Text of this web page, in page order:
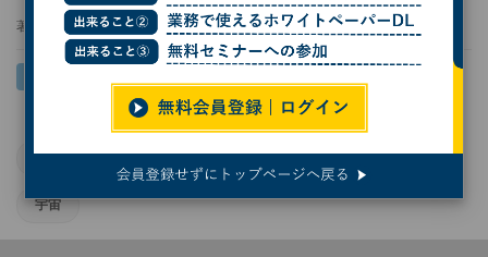
著者： 小林行雄
インターステラテクノロジズ 宇宙ビジネス ロケット
宇宙